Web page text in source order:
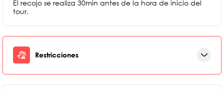
El recojo se realiza 30min antes de la hora de inicio del
tour.
Restricciones